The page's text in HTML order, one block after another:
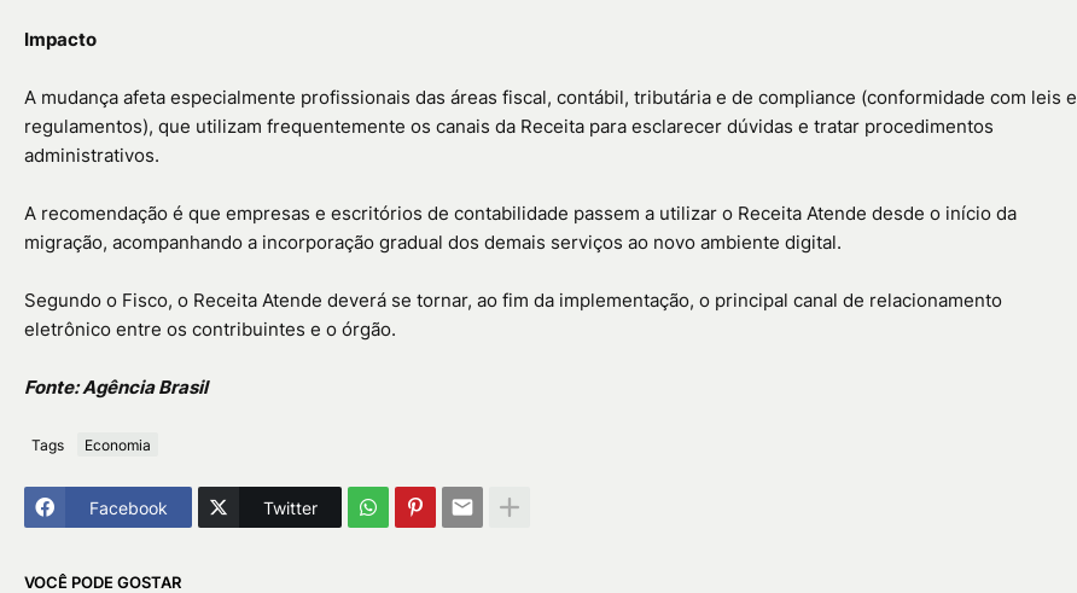
Impacto
A mudança afeta especialmente profissionais das áreas fiscal, contábil, tributária e de compliance (conformidade com leis e
regulamentos), que utilizam frequentemente os canais da Receita para esclarecer dúvidas e tratar procedimentos
administrativos.
A recomendação é que empresas e escritórios de contabilidade passem a utilizar o Receita Atende desde o início da
migração, acompanhando a incorporação gradual dos demais serviços ao novo ambiente digital.
Segundo o Fisco, o Receita Atende deverá se tornar, ao fim da implementação, o principal canal de relacionamento
eletrônico entre os contribuintes e o órgão.
Fonte: Agência Brasil
Tags Economia
Facebook Twitter
VOCÊ PODE GOSTAR